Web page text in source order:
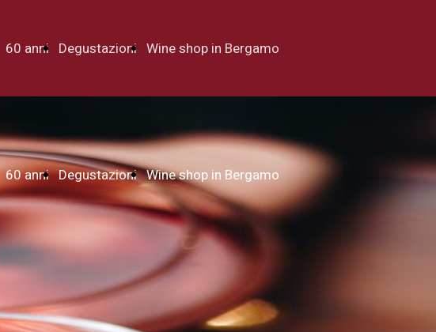
60 anni Degustazioni Wine shop in Bergamo
60 anni Degustazioni Wine shop in Bergamo